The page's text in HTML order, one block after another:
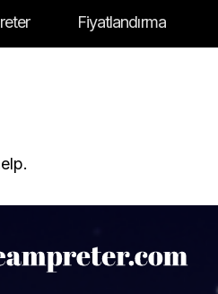
Fiyatlandırma